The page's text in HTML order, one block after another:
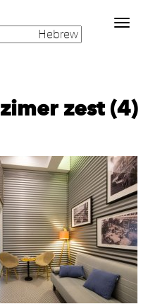
Toggle
navigation
zimer zest (4)